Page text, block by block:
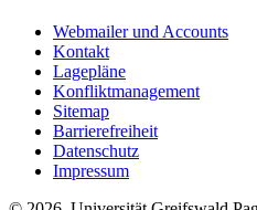
Webmailer und Accounts
Kontakt
Lagepläne
Konfliktmanagement
Sitemap
Barrierefreiheit
Datenschutz
Impressum